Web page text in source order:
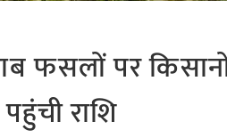
फसलों पर
राशि